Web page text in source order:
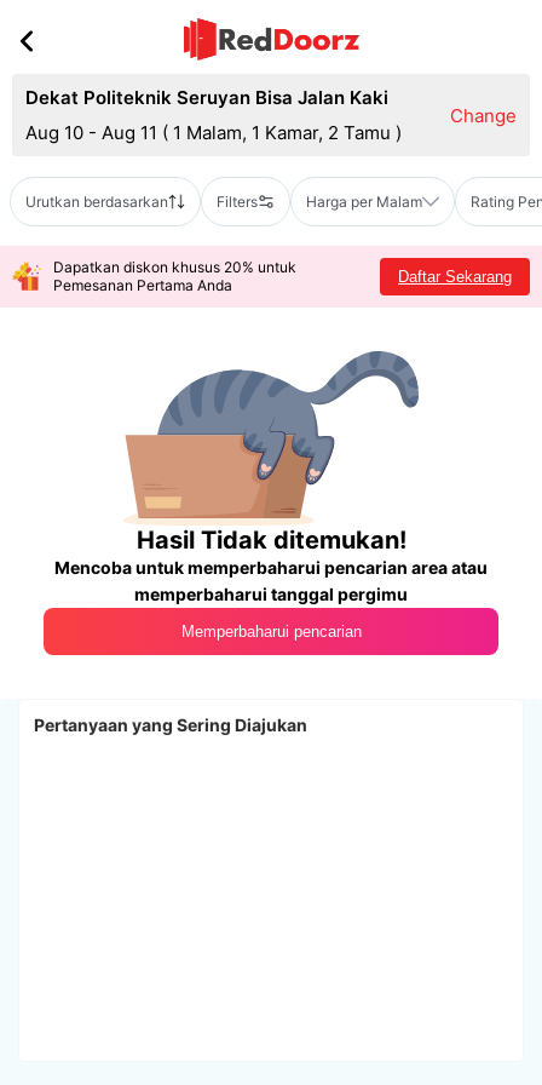
Dekat Politeknik Seruyan Bisa Jalan Kaki
Aug 10 - Aug 11 ( 1 Malam, 1 Kamar, 2 Tamu )
Change
Urutkan berdasarkan Filters Harga per Malam Rating
Dapatkan diskon khusus 20% untuk
Pemesanan Pertama Anda
Daftar Sekarang
Hasil Tidak ditemukan!
Mencoba untuk memperbaharui pencarian area atau
memperbaharui tanggal pergimu
Memperbaharui pencarian
Pertanyaan yang Sering Diajukan